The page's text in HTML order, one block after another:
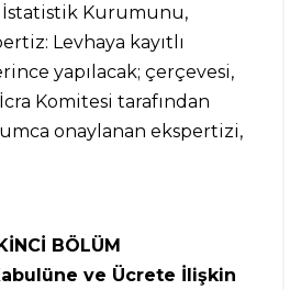
İstatistik Kurumunu,
Levhaya kayıtlı
yapılacak; çerçevesi,
Komitesi tarafından
onaylanan ekspertizi,
BÖLÜM
ve Ücrete İlişkin